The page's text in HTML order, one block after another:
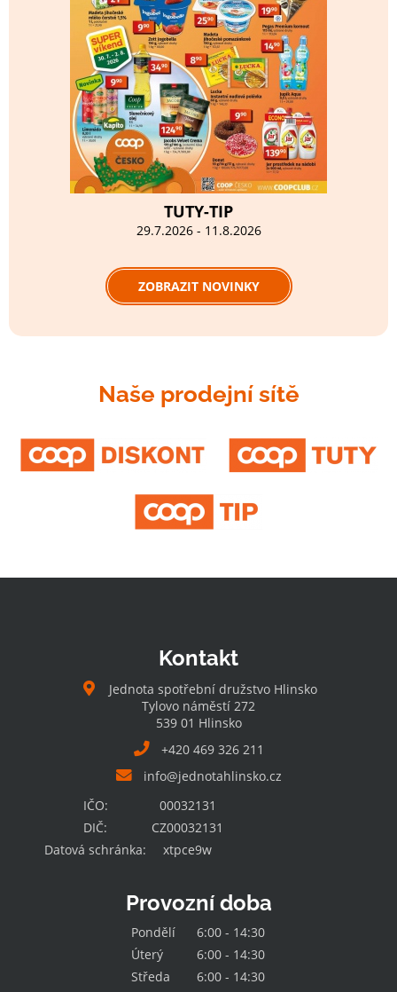
TUTY-TIP
29.7.2026 - 11.8.2026
ZOBRAZIT NOVINKY
Naše prodejní sítě
Kontakt
Jednota spotřební družstvo Hlinsko
Tylovo náměstí 272
539 01 Hlinsko
+420 469 326 211
info@jednotahlinsko.cz
IČO:
00032131
DIČ:
CZ00032131
Datová schránka:
xtpce9w
Provozní doba
Pondělí
6:00 - 14:30
Úterý
6:00 - 14:30
Středa
6:00 - 14:30